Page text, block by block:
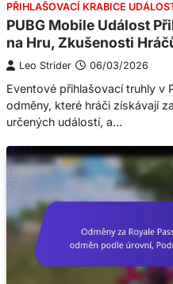
PŘIHLAŠOVACÍ KRABICE
PUBG Mobile Událost
na Hru, Zkušenosti
Leo Strider 06/03/2026
Eventové přihlašovací truhly v
odměny, které hráči získávají
určených událostí, a…